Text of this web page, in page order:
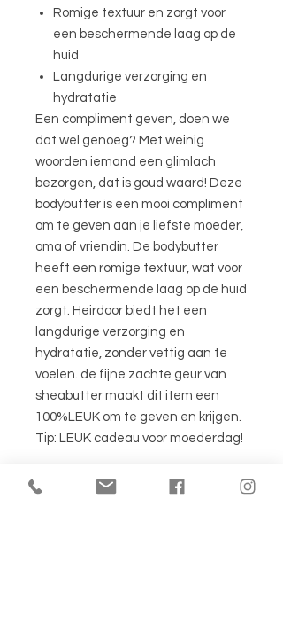
Romige textuur en zorgt voor
een beschermende laag op de
huid
Langdurige verzorging en
hydratatie
Een compliment geven, doen we
dat wel genoeg? Met weinig
woorden iemand een glimlach
bezorgen, dat is goud waard! Deze
bodybutter is een mooi compliment
om te geven aan je liefste moeder,
oma of vriendin. De bodybutter
heeft een romige textuur, wat voor
een beschermende laag op de huid
zorgt. Heirdoor biedt het een
langdurige verzorging en
hydratatie, zonder vettig aan te
voelen. de fijne zachte geur van
sheabutter maakt dit item een
100%LEUK om te geven en krijgen.
Tip: LEUK cadeau voor moederdag!